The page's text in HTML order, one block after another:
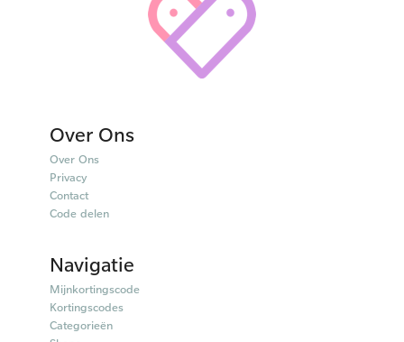
Over Ons
Over Ons
Privacy
Contact
Code delen
Navigatie
Mijnkortingscode
Kortingscodes
Categorieën